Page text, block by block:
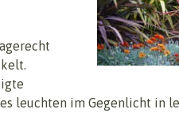
leuchten im Gegenlicht in